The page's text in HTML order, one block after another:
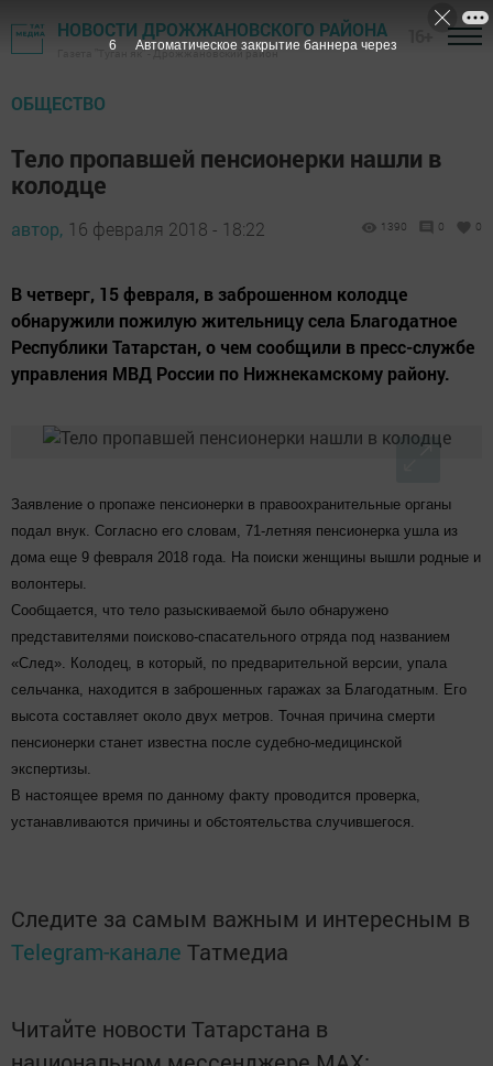
НОВОСТИ ДРОЖЖАНОВСКОГО РАЙОНА
Газета "Туган як" - Дрожжановский район
ОБЩЕСТВО
Тело пропавшей пенсионерки нашли в
колодце
автор, 16 февраля 2018 - 18:22 1390 0 0
​В четверг, 15 февраля, в заброшенном колодце
обнаружили пожилую жительницу села Благодатное
Республики Татарстан, о чем сообщили в пресс-службе
управления МВД России по Нижнекамскому району.
Заявление о пропаже пенсионерки в правоохранительные органы
подал внук. Согласно его словам, 71-летняя пенсионерка ушла из
дома еще 9 февраля 2018 года. На поиски женщины вышли родные и
волонтеры.
Сообщается, что тело разыскиваемой было обнаружено
представителями поисково-спасательного отряда под названием
«След». Колодец, в который, по предварительной версии, упала
сельчанка, находится в заброшенных гаражах за Благодатным. Его
высота составляет около двух метров. Точная причина смерти
пенсионерки станет известна после судебно-медицинской
экспертизы.
В настоящее время по данному факту проводится проверка,
устанавливаются причины и обстоятельства случившегося.
Следите за самым важным и интересным в
Telegram-канале Татмедиа
Читайте новости Татарстана в
5 Автоматическое закрытие баннера через